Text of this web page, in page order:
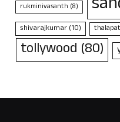
rukminivasanth (8)
shivarajkumar(10)
tollywood (80)